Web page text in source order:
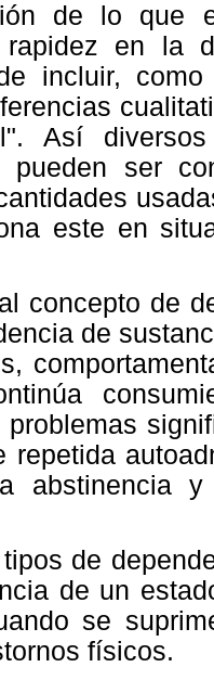
de lo que
en la
incluir,
Así
pueden ser
este en
concepto de
de
problemas
repetida
abstinencia
de
de un
se
físicos.